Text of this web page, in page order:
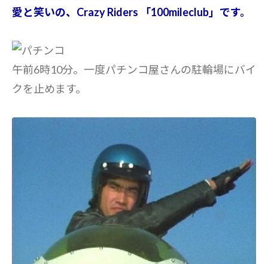
愛と笑いの、Crazy Riders 「100mileclub」です。
午前6時10分。一度パチンコ屋さんの駐輪場にバイ
クを止めます。